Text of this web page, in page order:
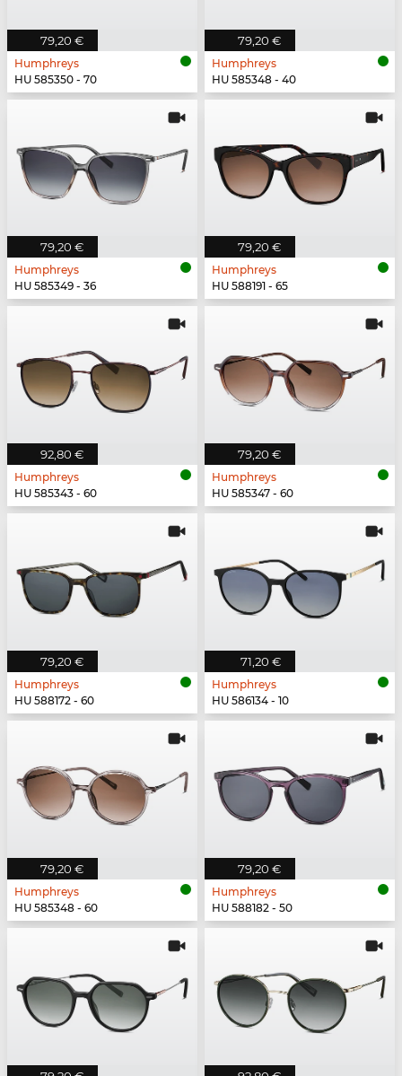
79,20 €
Humphreys
HU 585350 - 70
79,20 €
Humphreys
HU 585348 - 40
79,20 €
Humphreys
HU 585349 - 36
79,20 €
Humphreys
HU 588191 - 65
92,80 €
Humphreys
HU 585343 - 60
79,20 €
Humphreys
HU 585347 - 60
79,20 €
Humphreys
HU 588172 - 60
71,20 €
Humphreys
HU 586134 - 10
79,20 €
Humphreys
HU 585348 - 60
79,20 €
Humphreys
HU 588182 - 50